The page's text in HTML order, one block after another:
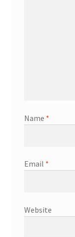
Name *
Email *
Website